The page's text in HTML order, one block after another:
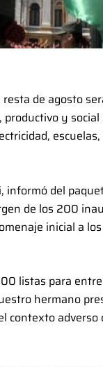
de agosto
y
informó del
de los 200
inicial a
listas para
hermano
contexto adverso